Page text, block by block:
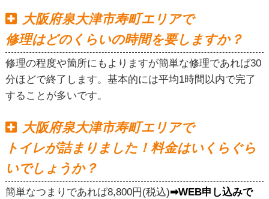
大阪府泉大津市寿町エリアで
修理はどのくらいの時間を要しますか？
修理の程度や箇所にもよりますが簡単な修理であれば30
分ほどで終了します。基本的には平均1時間以内で完了
することが多いです。
大阪府泉大津市寿町エリアで
トイレが詰まりました！料金はいくらぐら
いでしょうか？
簡単なつまりであれば8,800円(税込)➡WEB申し込みで